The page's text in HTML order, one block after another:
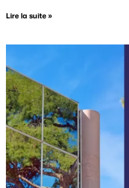
Lire la suite »